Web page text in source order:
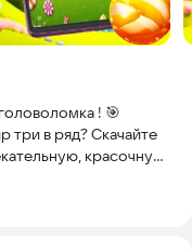
! 🎯
три в ряд? Скачайте
красочную
сладкое